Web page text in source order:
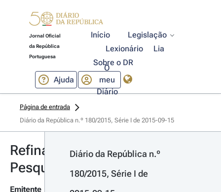
Jornal Oficial
da República
Portuguesa
Início
Legislação
Lexionário
Lia
Sobre o DR
Ajuda
O
meu
Diário
Página de entrada
Diário da República n.º 180/2015, Série I de 2015-09-15
Refinar
Pesquisa
Emitente
Diário da República n.º
180/2015, Série I de